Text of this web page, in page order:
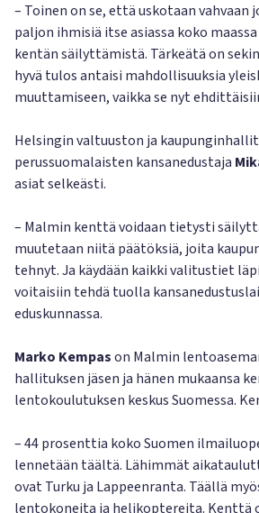
– Toinen on se, että uskotaan vahvaan
paljon ihmisiä itse asiassa koko
kentän säilyttämistä. Tärkeätä on
hyvä tulos antaisi mahdollisuuksia
muuttamiseen, vaikka se nyt
Helsingin valtuuston ja
perussuomalaisten kansanedustaja
asiat selkeästi.
– Malmin kenttä voidaan tietysti
muutetaan niitä päätöksiä, joita
tehnyt. Ja käydään kaikki valitustiet
voitaisiin tehdä tuolla
eduskunnassa.
Marko Kempason Malmin
hallituksen jäsen ja hänen mukaansa
lentokoulutuksen keskus Suomessa.
– 44 prosenttia koko Suomen
lennetään täältä. Lähimmät
ovat Turku ja Lappeenranta. Täällä
lentokoneita ja helikoptereita. Kenttä